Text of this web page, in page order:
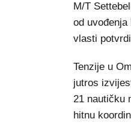
M/T
od
vlasti
Tenzije u
jutros
21 nautičku
hitnu